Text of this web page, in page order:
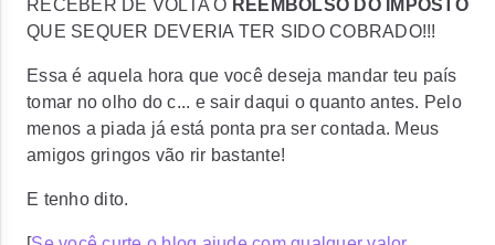
RECEBER DE VOLTA O REEMBOLSO DO IMPOSTO
QUE SEQUER DEVERIA TER SIDO COBRADO!!!
Essa é aquela hora que você deseja mandar teu país
tomar no olho do c... e sair daqui o quanto antes. Pelo
menos a piada já está ponta pra ser contada. Meus
amigos gringos vão rir bastante!
E tenho dito.